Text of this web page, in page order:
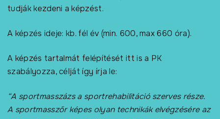
tudják kezdeni a képzést.
A képzés ideje: kb. fél év (min. 600, max 660 óra).
A képzés tartalmát felépítését itt is a PK
szabályozza, célját így írja le:
“A sportmasszázs a sportrehabilitáció szerves része.
A sportmasszőr képes olyan technikák elvégzésére az